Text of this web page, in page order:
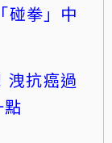
碰拳」中
洩抗癌過